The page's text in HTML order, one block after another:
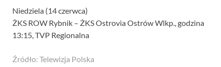
Niedziela (14 czerwca)
ŻKS ROW Rybnik – ŻKS Ostrovia Ostrów Wlkp., godzina
13:15, TVP Regionalna
Źródło: Telewizja Polska